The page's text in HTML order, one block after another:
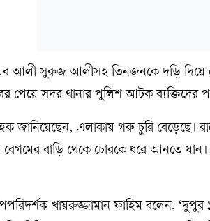
আলী সুরুজ আলীসহ তিনজনকে দড়ি দিয়ে
পেয়ে সদর থানার পুলিশ আটক ব্যক্তিদের
জানিয়েছেন, এলাকায় গরু চুরি বেড়েছে।
বাড়ি থেকে চোরকে ধরে আনতে
খায়রুজ্জামান ফাহিম বলেন, ‘দুপুর